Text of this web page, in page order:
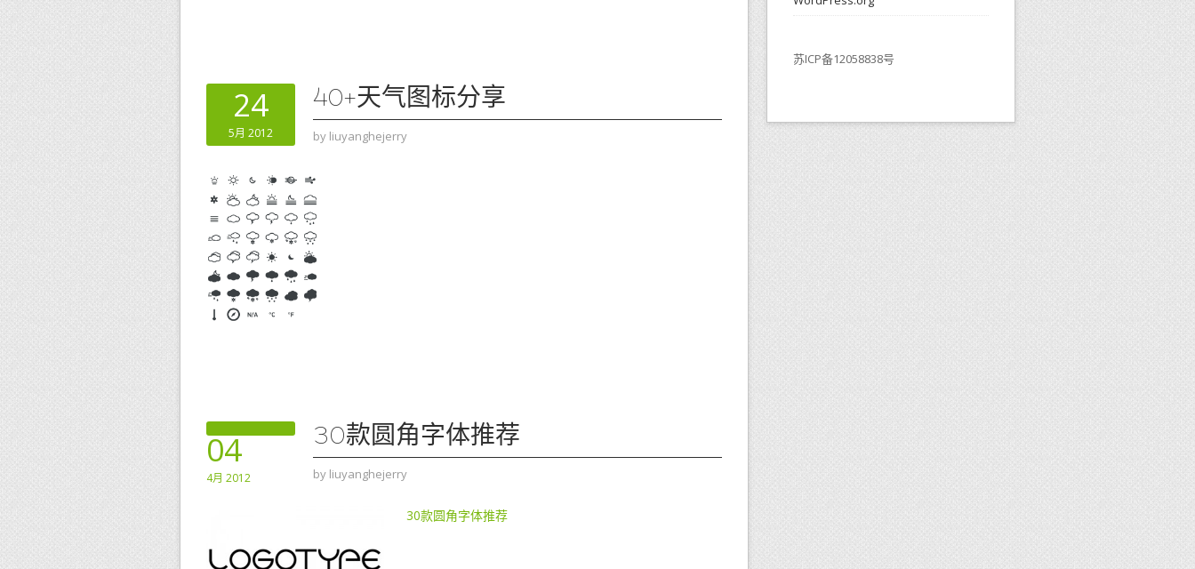
24
5月 2012
40+天气图标分享
by liuyanghejerry
04
4月 2012
30款圆角字体推荐
by liuyanghejerry
30款圆角字体推荐
苏ICP备12058838号